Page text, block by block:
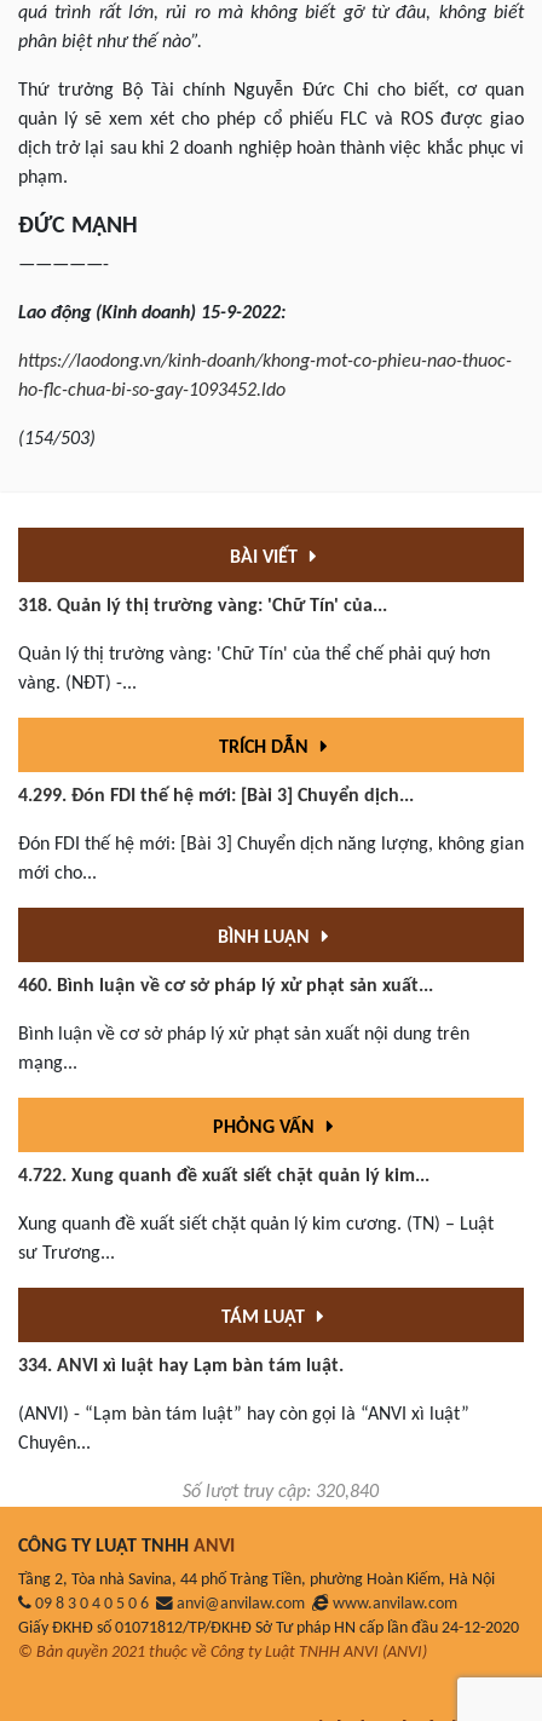
quá trình rất lớn, rủi ro mà không biết gỡ từ đâu, không biết
phân biệt như thế nào”.
Thứ trưởng Bộ Tài chính Nguyễn Đức Chi cho biết, cơ quan
quản lý sẽ xem xét cho phép cổ phiếu FLC và ROS được giao
dịch trở lại sau khi 2 doanh nghiệp hoàn thành việc khắc phục vi
phạm.
ĐỨC MẠNH
—————-
Lao động (Kinh doanh) 15-9-2022:
https://laodong.vn/kinh-doanh/khong-mot-co-phieu-nao-thuoc-
ho-flc-chua-bi-so-gay-1093452.ldo
(154/503)
BÀI VIẾT
318. Quản lý thị trường vàng: 'Chữ Tín' của...
Quản lý thị trường vàng: 'Chữ Tín' của thể chế phải quý hơn
vàng. (NĐT) -...
TRÍCH DẪN
4.299. Đón FDI thế hệ mới: [Bài 3] Chuyển dịch...
Đón FDI thế hệ mới: [Bài 3] Chuyển dịch năng lượng, không gian
mới cho...
BÌNH LUẬN
460. Bình luận về cơ sở pháp lý xử phạt sản xuất...
Bình luận về cơ sở pháp lý xử phạt sản xuất nội dung trên
mạng...
PHỎNG VẤN
4.722. Xung quanh đề xuất siết chặt quản lý kim...
Xung quanh đề xuất siết chặt quản lý kim cương. (TN) – Luật
sư Trương...
TÁM LUẬT
334. ANVI xì luật hay Lạm bàn tám luật.
(ANVI) - “Lạm bàn tám luật” hay còn gọi là “ANVI xì luật”
Chuyên...
Số lượt truy cập: 320,840
CÔNG TY LUẬT TNHH ANVI
Tầng 2, Tòa nhà Savina, 44 phố Tràng Tiền, phường Hoàn Kiếm, Hà Nội
09 8 3 0 4 0 5 0 6
anvi@anvilaw.com
www.anvilaw.com
Giấy ĐKHĐ số 01071812/TP/ĐKHĐ Sở Tư pháp HN cấp lần đầu 24-12-2020
© Bản quyền 2021 thuộc về Công ty Luật TNHH ANVI (ANVI)